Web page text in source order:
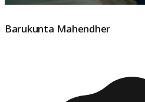
Barukunta Mahendher